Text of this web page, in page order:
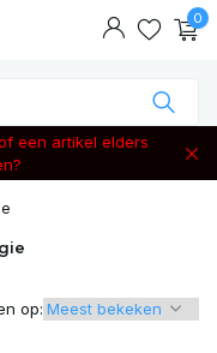
0
een artikel elders
op: